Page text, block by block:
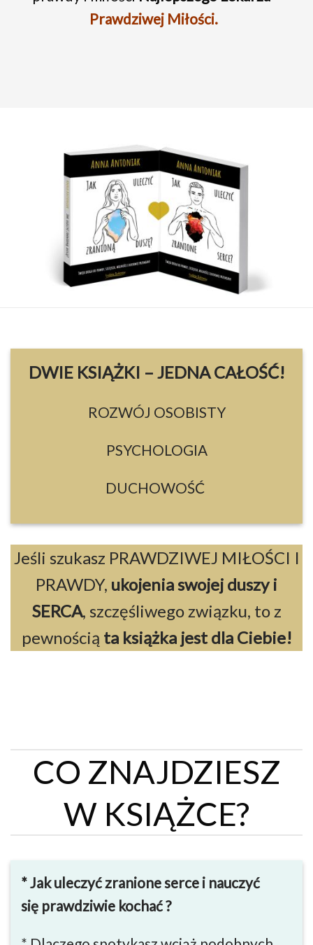
Prawdziwej Miłości.
DWIE KSIĄŻKI – JEDNA CAŁOŚĆ!
ROZWÓJ OSOBISTY
PSYCHOLOGIA
DUCHOWOŚĆ
Jeśli szukasz PRAWDZIWEJ MIŁOŚCI I
PRAWDY, ukojenia swojej duszy i
SERCA, szczęśliwego związku, to z
pewnością ta książka jest dla Ciebie!
CO ZNAJDZIESZ
W KSIĄŻCE?
* Jak uleczyć zranione serce i nauczyć
się prawdziwie kochać ?